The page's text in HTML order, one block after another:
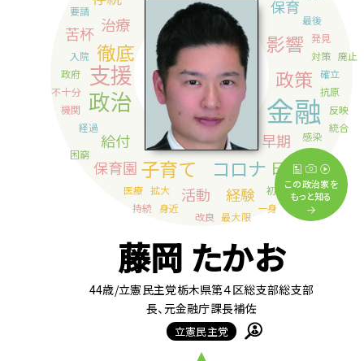
この政治家を
もっと知る
藤岡 たかお
44歳/立憲民主党栃木県第４区総支部総支部
長、元金融庁課長補佐
立憲民主党